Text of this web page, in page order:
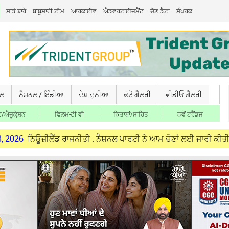
ਸਾਡੇ ਬਾਰੇ ਬਾਬੂਸ਼ਾਹੀ ਟੀਮ ਆਰਕਾਈਵ ਐਡਵਰਟਾਈਜਮੈਂਟ ਚੋਣ ਡੈਟਾ ਸੰਪਰਕ
ਨੈਸ਼ਨਲ / ਇੰਡੀਆ ਦੇਸ਼-ਦੁਨੀਆ ਫੋਟੋ ਗੈਲਰੀ ਵੀਡੀਓ ਗੈਲਰੀ
ਐਜੂਕੇ਼ਸ਼ਨ ਫਿਲਮ-ਟੀ ਵੀ ਕਿਤਾਬਾਂ/ਸਾਹਿਤ ਨਵੇਂ ਟਰੈਂਡਜ
ਰਾਜਨੀਤੀ : ਨੈਸ਼ਨਲ ਪਾਰਟੀ ਨੇ ਆਮ ਚੋਣਾਂ ਲਈ ਜਾਰੀ ਕੀਤੀ ਉਮੀਦਵਾਰਾਂ